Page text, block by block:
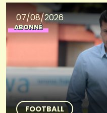
07/08/2026
ABONNÉ
FOOTBALL